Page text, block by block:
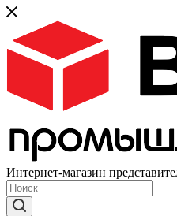
Интернет-магазин